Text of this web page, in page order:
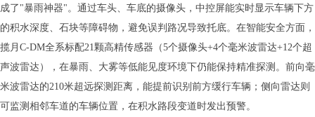
成了"暴雨神器"。通过车头、车底的摄像头，中控屏能实时显示车辆下方
的积水深度、石块等障碍物，避免误判路况导致托底。在智能安全方面，
揽月C-DM全系标配21颗高精传感器（5个摄像头+4个毫米波雷达+12个超
声波雷达），在暴雨、大雾等低能见度环境下仍能保持精准探测。前向毫
米波雷达的210米超远探测距离，能提前识别前方缓行车辆；侧向雷达则
可监测相邻车道的车辆位置，在积水路段变道时发出预警。